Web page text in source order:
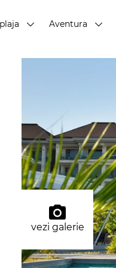
Aventura
vezi galerie